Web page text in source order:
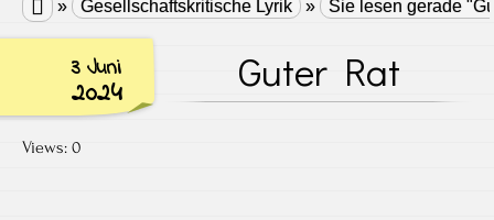
 » Gesellschaftskritische Lyrik » Sie lesen gerade
3 Juni
2024 Guter Rat
Views: 0